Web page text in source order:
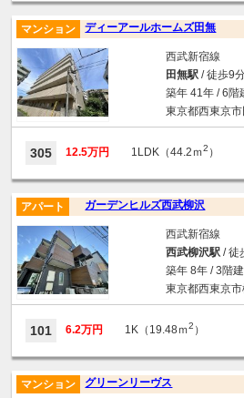
ディーアールホームズ田無
マンション
西武新宿線
田無駅/ 徒歩9
築年 41年 / 6階
東京都西東京
305 12.5万円 1LDK（44.2ｍ2 ）
ガーデンヒルズ西武柳沢
アパート
西武新宿線
西武柳沢駅/ 徒
築年 8年 / 3階建
東京都西東京
101 6.2万円 1K（19.48ｍ2 ）
グリーンリーヴス
マンション